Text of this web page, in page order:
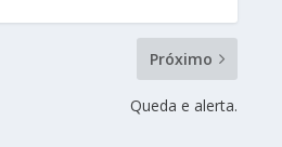
Próximo
Queda e alerta.